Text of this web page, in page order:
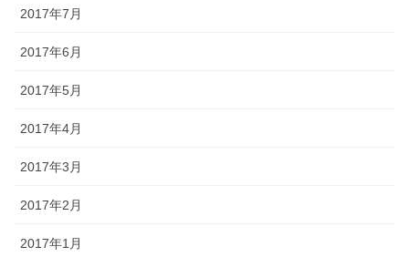
2017年7月
2017年6月
2017年5月
2017年4月
2017年3月
2017年2月
2017年1月